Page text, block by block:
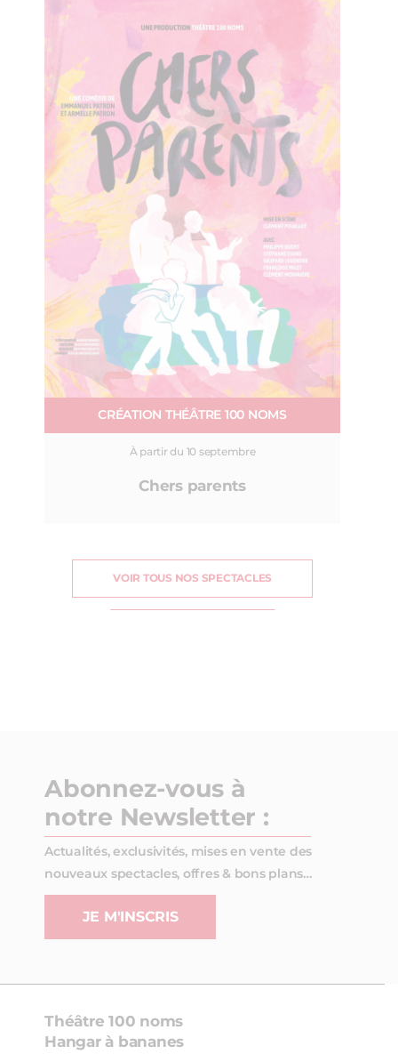
CRÉATION THÉÂTRE 100 NOMS
À partir du 10 septembre
Chers parents
VOIR TOUS NOS SPECTACLES
Abonnez-vous à
notre Newsletter :
Actualités, exclusivités, mises en vente des
nouveaux spectacles, offres & bons plans…
JE M'INSCRIS
Théâtre 100 noms
Hangar à bananes